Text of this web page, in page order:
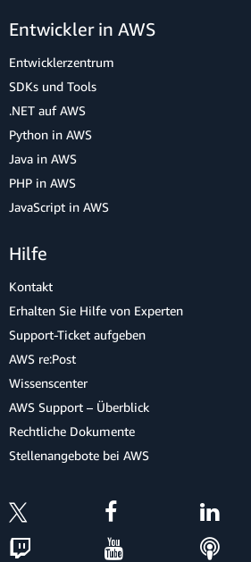
Entwickler in AWS
Entwicklerzentrum
SDKs und Tools
.NET auf AWS
Python in AWS
Java in AWS
PHP in AWS
JavaScript in AWS
Hilfe
Kontakt
Erhalten Sie Hilfe von Experten
Support-Ticket aufgeben
AWS re:Post
Wissenscenter
AWS Support – Überblick
Rechtliche Dokumente
Stellenangebote bei AWS